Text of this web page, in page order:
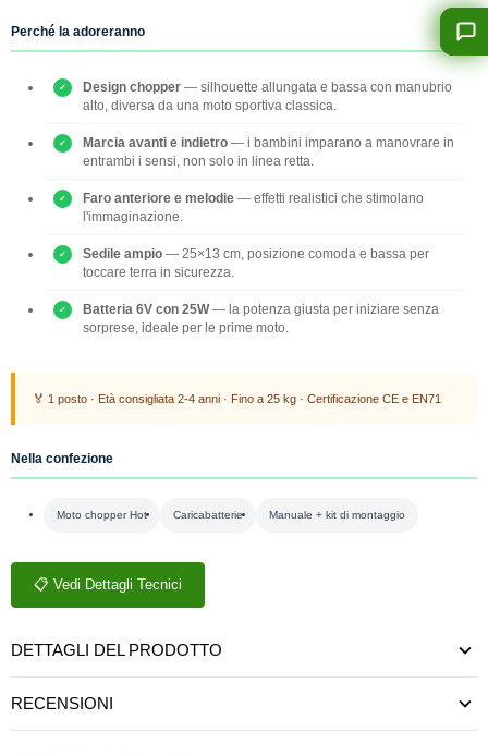
Perché la adoreranno
Design chopper — silhouette allungata e bassa con manubrio
alto, diversa da una moto sportiva classica.
Marcia avanti e indietro — i bambini imparano a manovrare in
entrambi i sensi, non solo in linea retta.
Faro anteriore e melodie — effetti realistici che stimolano
l'immaginazione.
Sedile ampio — 25×13 cm, posizione comoda e bassa per
toccare terra in sicurezza.
Batteria 6V con 25W— la potenza giusta per iniziare senza
sorprese, ideale per le prime moto.
🏅 1 posto · Età consigliata 2-4 anni · Fino a 25 kg · Certificazione CE e EN71
Nella confezione
Moto chopper Hot Caricabatterie Manuale + kit di montaggio
📋 Vedi Dettagli Tecnici
DETTAGLI DEL PRODOTTO
RECENSIONI